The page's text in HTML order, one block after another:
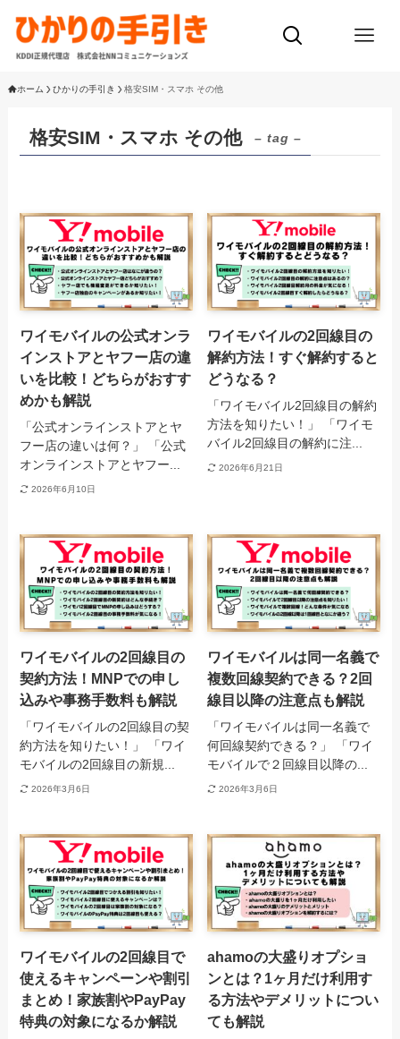
ホーム ひかりの手引き 格安SIM・スマホ その他
格安SIM・スマホ その他 – tag –
ワイモバイルの公式オンラ
インストアとヤフー店の違
いを比較！どちらがおすす
めかも解説
「公式オンラインストアとヤ
フー店の違いは何？」 「公式
オンラインストアとヤフー...
2026年6月10日
ワイモバイルの2回線目の
解約方法！すぐ解約すると
どうなる？
「ワイモバイル2回線目の解約
方法を知りたい！」 「ワイモ
バイル2回線目の解約に注...
2026年6月21日
ワイモバイルの2回線目の
契約方法！MNPでの申し
込みや事務手数料も解説
「ワイモバイルの2回線目の契
約方法を知りたい！」 「ワイ
モバイルの2回線目の新規...
2026年3月6日
ワイモバイルは同一名義で
複数回線契約できる？2回
線目以降の注意点も解説
「ワイモバイルは同一名義で
何回線契約できる？」 「ワイ
モバイルで２回線目以降の...
2026年3月6日
ワイモバイルの2回線目で
使えるキャンペーンや割引
まとめ！家族割やPayPay
特典の対象になるか解説
ahamoの大盛りオプショ
ンとは？1ヶ月だけ利用す
る方法やデメリットについ
ても解説